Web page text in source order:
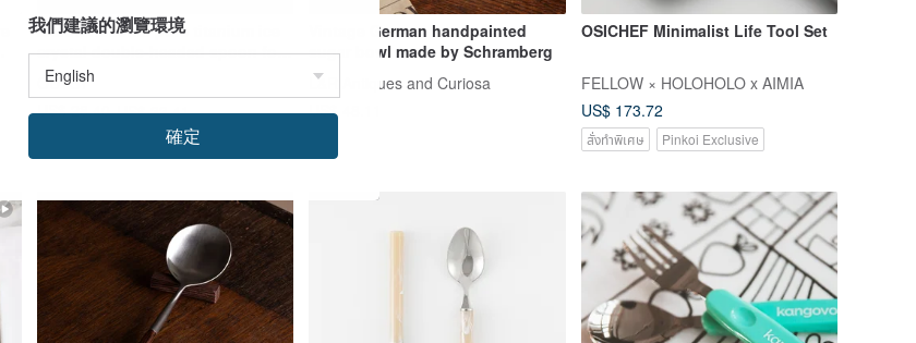
Multifunctional pure titanium ice
crystal double-headed spoon fork
two-piece set
OUTSY
US$ 28.40 US$ 33.41
Vintage German handpainted
sugar bowl made by Schramberg
L&R Antiques and Curiosa
US$ 48.11
OSICHEF Minimalist Life Tool Set
FELLOW × HOLOHOLO x AIMIA
US$ 173.72
สั่งทำพิเศษ Pinkoi Exclusive
我們建議的瀏覽環境
確定